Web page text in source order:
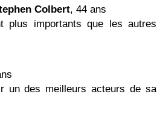
Colbert, 44 ans
plus importants que les autres
un des meilleurs acteurs de sa